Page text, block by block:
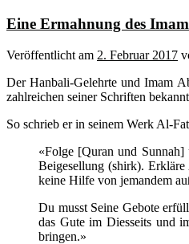
Eine Ermahnung des
Veröffentlicht am 2. Februar 2017
Der Hanbali-Gelehrte und Imam
zahlreichen seiner Schriften
So schrieb er in seinem Werk Al-
«Folge [Quran und
Beigesellung (shirk).
keine Hilfe von jemandem
Du musst Seine Gebote
das Gute im Diesseits und
bringen.»